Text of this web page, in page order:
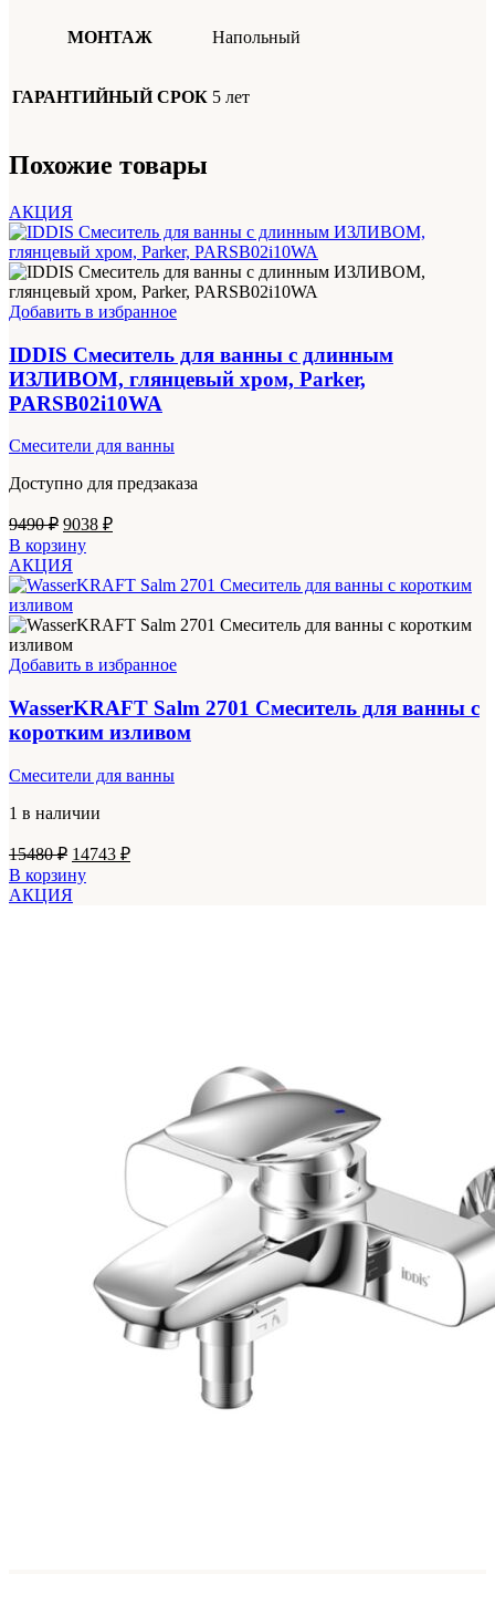
МОНТАЖ Напольный
ГАРАНТИЙНЫЙ СРОК 5 лет
Похожие товары
АКЦИЯ
Добавить в избранное
IDDIS Смеситель для ванны с длинным
ИЗЛИВОМ, глянцевый хром, Parker,
PARSB02i10WA
Смесители для ванны
Доступно для предзаказа
9490₽ Первоначальная
цена
составляла
9490 ₽.
9038 ₽Текущая
В корзину
АКЦИЯ
Добавить в избранное
WasserKRAFT Salm 2701 Смеситель для ванны с
коротким изливом
Смесители для ванны
1 в наличии
15480₽ Первоначальная
цена
составляла
14743 ₽Текущая
В корзину
АКЦИЯ